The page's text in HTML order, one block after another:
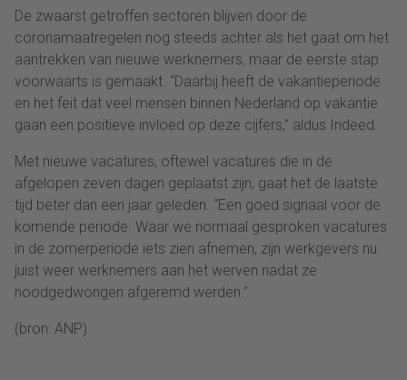
De zwaarst getroffen sectoren blijven door de
coronamaatregelen nog steeds achter als het gaat om het
aantrekken van nieuwe werknemers, maar de eerste stap
voorwaarts is gemaakt. “Daarbij heeft de vakantieperiode
en het feit dat veel mensen binnen Nederland op vakantie
gaan een positieve invloed op deze cijfers,” aldus Indeed.
Met nieuwe vacatures, oftewel vacatures die in de
afgelopen zeven dagen geplaatst zijn, gaat het de laatste
tijd beter dan een jaar geleden. “Een goed signaal voor de
komende periode. Waar we normaal gesproken vacatures
in de zomerperiode iets zien afnemen, zijn werkgevers nu
juist weer werknemers aan het werven nadat ze
noodgedwongen afgeremd werden.”
(bron: ANP)